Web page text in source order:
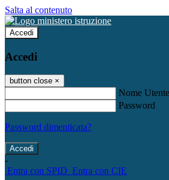
Salta al contenuto
Accedi
Accedi
button close ×
Nome Utente
Password
Password dimenticata?
-
Entra con SPID Entra con CIE